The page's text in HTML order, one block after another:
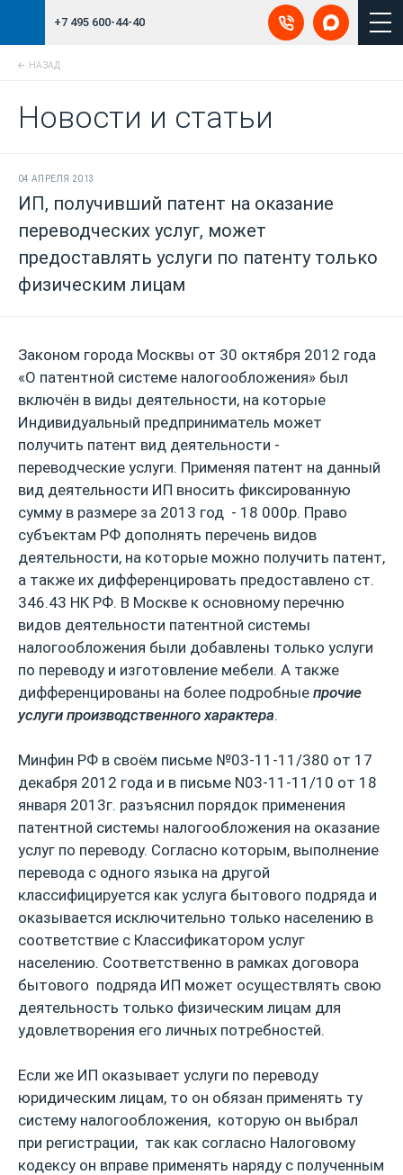
+7 495 600-44-40
НАЗАД
Новости и статьи
04 АПРЕЛЯ 2013
ИП, получивший патент на оказание
переводческих услуг, может
предоставлять услуги по патенту только
физическим лицам
Законом города Москвы от 30 октября 2012 года
«О патентной системе налогообложения» был
включён в виды деятельности, на которые
Индивидуальный предприниматель может
получить патент вид деятельности -
переводческие услуги. Применяя патент на данный
вид деятельности ИП вносить фиксированную
сумму в размере за 2013 год - 18 000р. Право
субъектам РФ дополнять перечень видов
деятельности, на которые можно получить патент,
а также их дифференцировать предоставлено ст.
346.43 НК РФ. В Москве к основному перечню
видов деятельности патентной системы
налогообложения были добавлены только услуги
по переводу и изготовление мебели. А также
дифференцированы на более подробные прочие
услуги производственного характера.
Минфин РФ в своём письме №03-11-11/380 от 17
декабря 2012 года и в письме N03-11-11/10 от 18
января 2013г. разъяснил порядок применения
патентной системы налогообложения на оказание
услуг по переводу. Согласно которым, выполнение
перевода с одного языка на другой
классифицируется как услуга бытового подряда и
оказывается исключительно только населению в
соответствие с Классификатором услуг
населению. Соответственно в рамках договора
бытового подряда ИП может осуществлять свою
деятельность только физическим лицам для
удовлетворения его личных потребностей.
Если же ИП оказывает услуги по переводу
юридическим лицам, то он обязан применять ту
систему налогообложения, которую он выбрал
при регистрации, так как согласно Налоговому
кодексу он вправе применять наряду с полученным